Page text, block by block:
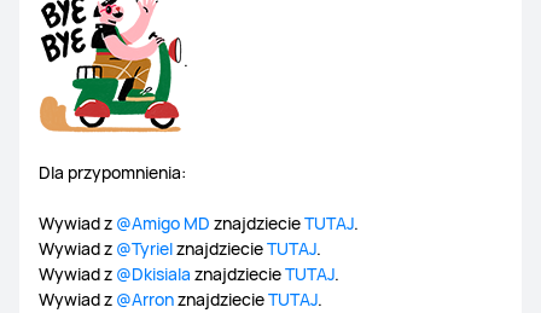
.
Dla przypomnienia:
Wywiad z @Amigo MD znajdziecieTUTAJ.
Wywiad z @TyrielznajdziecieTUTAJ.
Wywiad z @Dkisiala znajdziecieTUTAJ.
Wywiad z @ArronznajdziecieTUTAJ.